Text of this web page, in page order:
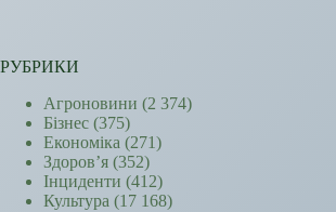
РУБРИКИ
Агроновини (2 374)
Бізнес (375)
Економіка (271)
Здоров’я (352)
Інциденти (412)
Культура (17 168)